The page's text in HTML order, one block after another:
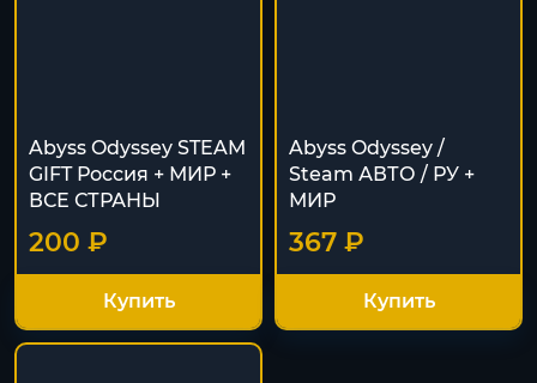
Abyss Odyssey STEAM
GIFT Россия + МИР +
ВСЕ СТРАНЫ
200 ₽
Купить
Abyss Odyssey /
Steam АВТО / РУ +
МИР
367 ₽
Купить